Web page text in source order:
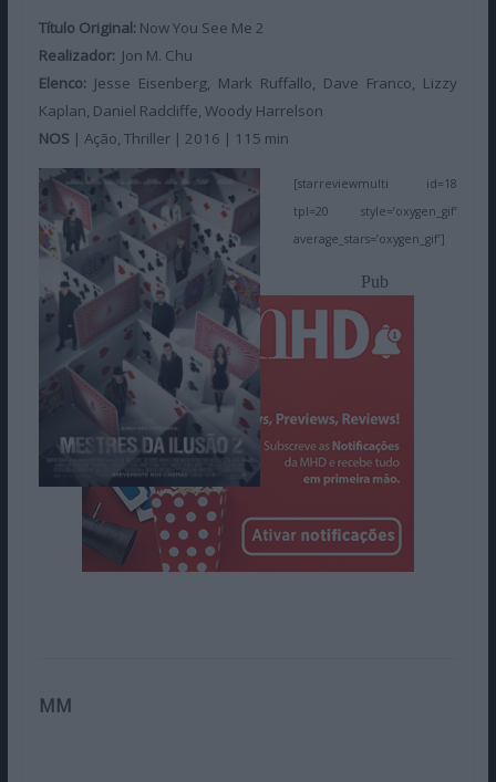
Título Original: Now You See Me 2
Realizador: Jon M. Chu
Elenco: Jesse Eisenberg, Mark Ruffallo, Dave Franco, Lizzy
Kaplan, Daniel Radcliffe, Woody Harrelson
NOS | Ação, Thriller | 2016 | 115 min
[starreviewmulti id=18
tpl=20 style=’oxygen_gif’
average_stars=’oxygen_gif’]
Pub
MM